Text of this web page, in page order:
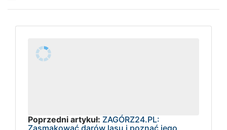
Poprzedni artykuł: ZAGÓRZ24.PL: